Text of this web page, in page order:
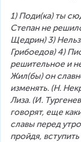
1) Поди(ка) ты
Степан не
Щедрин) 3)
Грибоедов) 4)
решительное и
Жил(бы) он
изменять. (Н.
Лиза. (И.
говорят, еще
славы перед
пройдя,